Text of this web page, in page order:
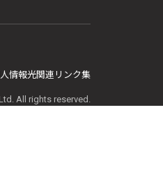
情報光関連リンク集
All rights reserved.